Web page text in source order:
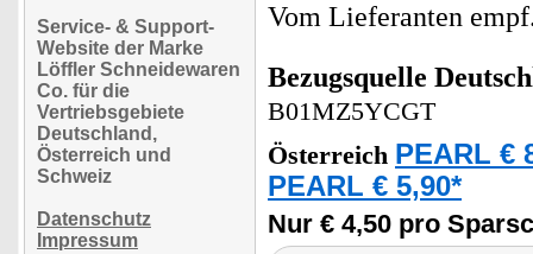
Service- & Support-
Website der Marke
Löffler Schneidewaren
Co. für die
Vertriebsgebiete
Deutschland,
Österreich und
Schweiz
Datenschutz
Impressum
Vom Lieferanten
Bezugsquelle
B01MZ5YCGT
Österreich PEARL €
PEARL € 5,90*
Nur € 4,50 pro